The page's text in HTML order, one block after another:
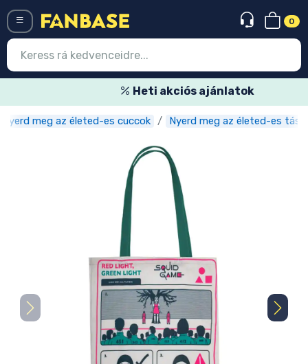
0
Heti akciós ajánlatok
Nyerd meg az életed-es cuccok Nyerd meg az életed-es
Belépés Regisztráció
Legújabb cuccok
Akciós ajánlatok
Express szállítás
Előrendelhető cuccok
Outlet cuccok
Ajándékkártya
Szállítás és fizetés